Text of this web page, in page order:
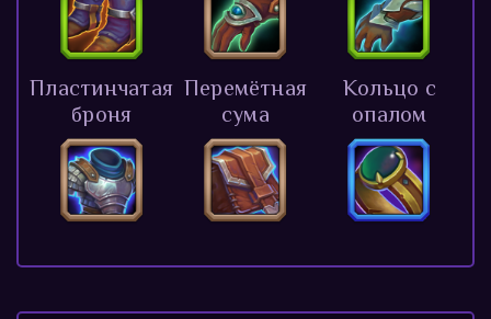
Пластинчатая
броня
Перемётная
сума
Кольцо с
опалом